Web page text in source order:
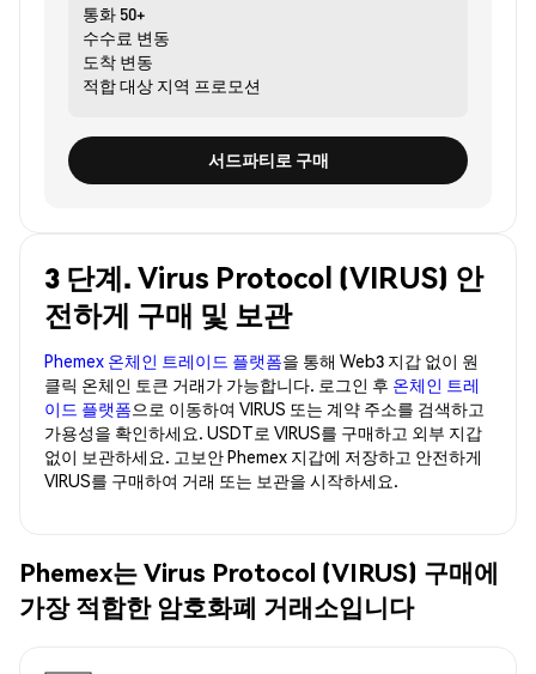
통화 50+
수수료 변동
도착 변동
적합 대상 지역 프로모션
서드파티로 구매
3 단계. Virus Protocol (VIRUS) 안
전하게 구매 및 보관
Phemex 온체인 트레이드 플랫폼을 통해 Web3 지갑 없이 원
클릭 온체인 토큰 거래가 가능합니다. 로그인 후 온체인 트레
이드 플랫폼으로 이동하여 VIRUS 또는 계약 주소를 검색하고
가용성을 확인하세요. USDT로 VIRUS를 구매하고 외부 지갑
없이 보관하세요. 고보안 Phemex 지갑에 저장하고 안전하게
VIRUS를 구매하여 거래 또는 보관을 시작하세요.
Phemex는 Virus Protocol (VIRUS) 구매에
가장 적합한 암호화폐 거래소입니다